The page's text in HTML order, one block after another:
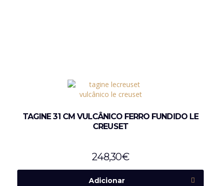
TAGINE 31 CM VULCÂNICO FERRO FUNDIDO LE
CREUSET
248,30€
Adicionar